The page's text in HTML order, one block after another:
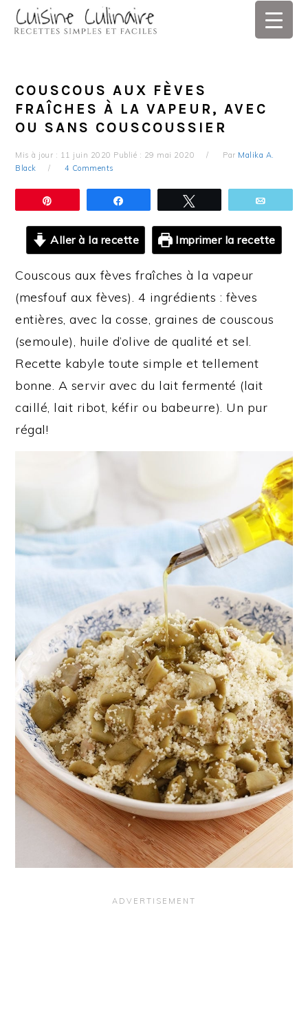
Skip
Skip
Skip
Skip
COUSCOUS AUX FÈVES
FRAÎCHES À LA VAPEUR, AVEC
OU SANS COUSCOUSSIER
Mis à jour : 11 juin 2020 Publié : 29 mai 2020 Par Malika A.
Black
4 Comments
Aller à la recette Imprimer la recette
Couscous aux fèves fraîches à la vapeur
(mesfouf aux fèves). 4 ingrédients : fèves
entières, avec la cosse, graines de couscous
(semoule), huile d’olive de qualité et sel.
Recette kabyle toute simple et tellement
bonne. A servir avec du lait fermenté (lait
caillé, lait ribot, kéfir ou babeurre). Un pur
régal!